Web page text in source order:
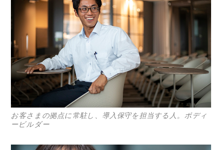
コラム
特集
トピックス
お客さまの拠点に常駐し、導入保守を担当する人。ボディ
ービルダー